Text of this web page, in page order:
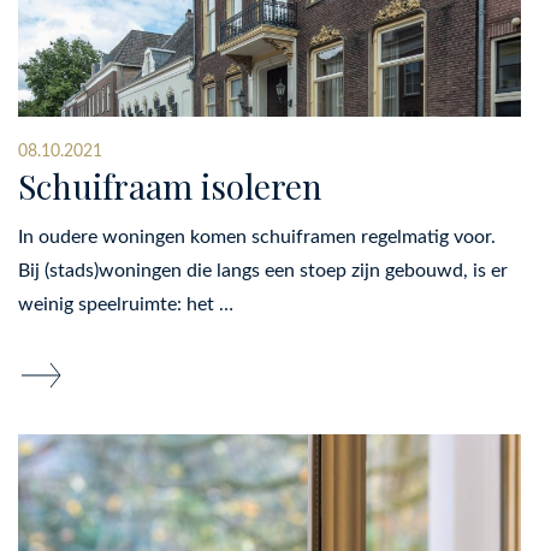
08.10.2021
Schuifraam isoleren
In oudere woningen komen schuiframen regelmatig voor.
Bij (stads)woningen die langs een stoep zijn gebouwd, is er
weinig speelruimte: het …